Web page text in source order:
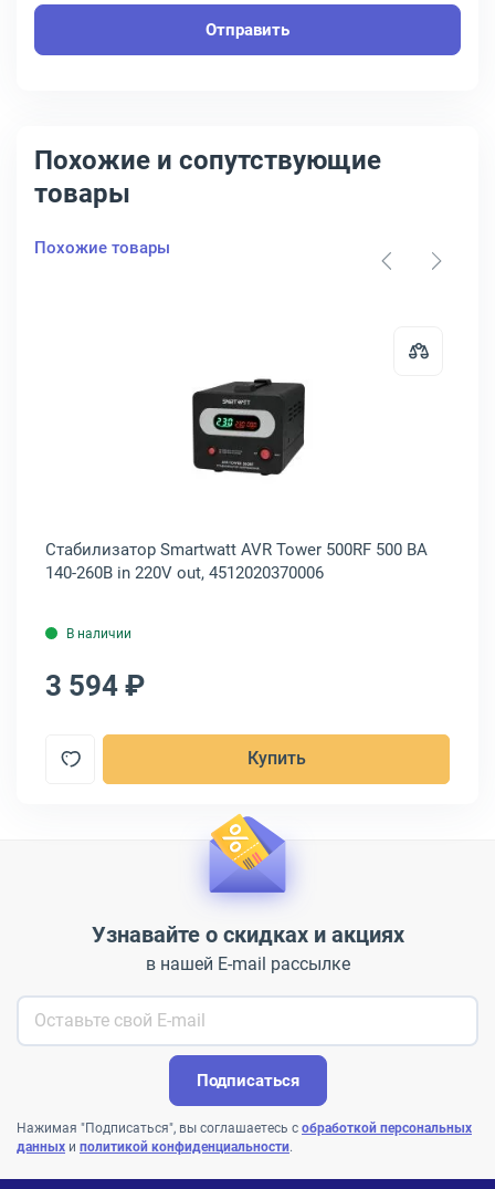
Отправить
Похожие и сопутствующие
товары
Похожие товары
Powerman AVS-D 2000 ВА 140-260В in 220V out, POWERMAN
Открыть товар: Стабилизатор
Стабилизатор Smartwatt AVR Tower 500RF 500 ВА
140-260В in 220V out, 4512020370006
В наличии
3 594 ₽
Купить
Узнавайте о скидках и акциях
в нашей E-mail рассылке
Подписаться
Нажимая "Подписаться", вы соглашаетесь с обработкой персональных
данных и политикой конфиденциальности.